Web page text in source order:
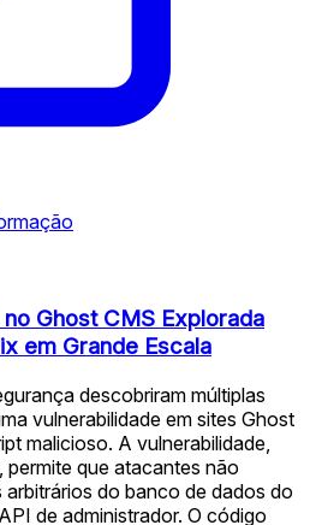
Ghost CMS Explorada
em Grande Escala
descobriram múltiplas
vulnerabilidade em sites Ghost
malicioso. A vulnerabilidade,
permite que atacantes não
do banco de dados do
de administrador. O código